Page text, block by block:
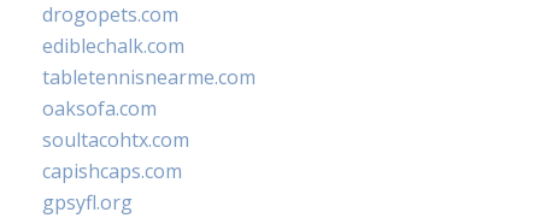
drogopets.com
ediblechalk.com
tabletennisnearme.com
oaksofa.com
soultacohtx.com
capishcaps.com
gpsyfl.org